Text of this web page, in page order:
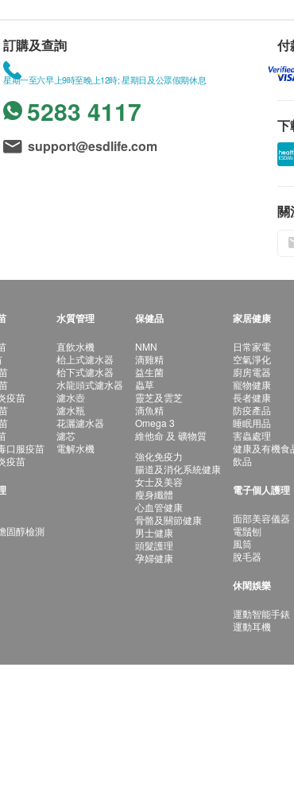
訂購及查詢
星期一至六早上9時至晚上12時; 星期日及公眾假期休息
5283 4117
support@esdlife.com
付
下
關
疫苗
口服疫苗
疫苗
固醇檢測
水質管理
直飲水機
枱上式濾水器
枱下式濾水器
水龍頭式濾水器
濾水壺
濾水瓶
花灑濾水器
濾芯
電解水機
保健品
NMN
滴雞精
益生菌
蟲草
靈芝及雲芝
滴魚精
Omega 3
維他命 及 礦物質
強化免疫力
腸道及消化系統健康
女士及美容
瘦身纖體
心血管健康
骨骼及關節健康
男士健康
頭髮護理
孕婦健康
家居健康
日常家電
空氣淨化
廚房電器
寵物健康
長者健康
防疫產品
睡眠用品
害蟲處理
健康及有機食
飲品
電子個人護理
面部美容儀器
電鬚刨
風筒
脫毛器
休閑娛樂
運動智能手錶
運動耳機